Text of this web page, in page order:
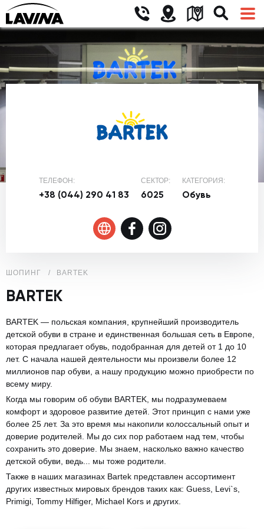
ТЕЛЕФОН:
+38 (044) 290 41 83
СЕКТОР:
6025
КАТЕГОРИЯ:
Обувь
ШОПИНГ BARTEK
BARTEK
BARTEK — польская компания, крупнейший производитель
детской обуви в стране и единственная большая сеть в Европе,
которая предлагает обувь, подобранная для детей от 1 до 10
лет. С начала нашей деятельности мы произвели более 12
миллионов пар обуви, а нашу продукцию можно приобрести по
всему миру.
Когда мы говорим об обуви BARTEK, мы подразумеваем
комфорт и здоровое развитие детей. Этот принцип с нами уже
более 25 лет. За это время мы накопили колоссальный опыт и
доверие родителей. Мы до сих пор работаем над тем, чтобы
сохранить это доверие. Мы знаем, насколько важно качество
детской обуви, ведь... мы тоже родители.
Также в наших магазинах Bartek представлен ассортимент
других известных мировых брендов таких как: Guess, Levi`s,
Primigi, Tommy Hilfiger, Michael Kors и других.